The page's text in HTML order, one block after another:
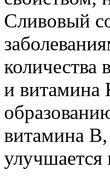
Сливовый
количества
и витамина
витамина